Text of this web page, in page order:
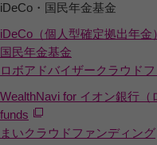
iDeCo・国民年金基金
iDeCo（個人型確定拠出年金）
国民年金基金
ロボアドバイザークラウド
WealthNavi for イオン銀行（
funds
まいクラウドファンディング